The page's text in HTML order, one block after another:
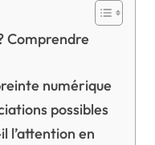
Comprendre
numérique
possibles
l’attention en